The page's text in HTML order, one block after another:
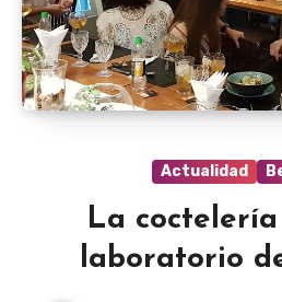
Actualidad
La
laboratorio